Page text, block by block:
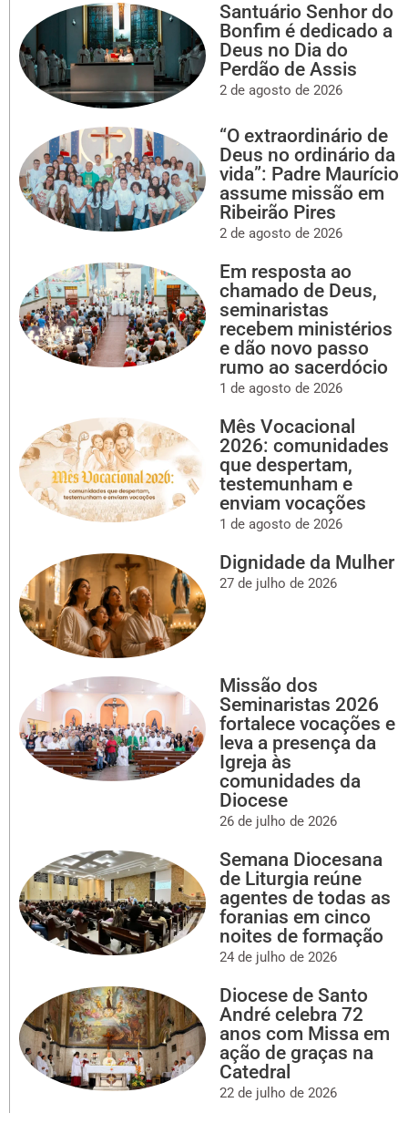
Santuário Senhor do
Bonfim é dedicado a
Deus no Dia do
Perdão de Assis
2 de agosto de 2026
“O extraordinário de
Deus no ordinário da
vida”: Padre Maurício
assume missão em
Ribeirão Pires
2 de agosto de 2026
Em resposta ao
chamado de Deus,
seminaristas
recebem ministérios
e dão novo passo
rumo ao sacerdócio
1 de agosto de 2026
Mês Vocacional
2026: comunidades
que despertam,
testemunham e
enviam vocações
1 de agosto de 2026
Dignidade da Mulher
27 de julho de 2026
Missão dos
Seminaristas 2026
fortalece vocações e
leva a presença da
Igreja às
comunidades da
Diocese
26 de julho de 2026
Semana Diocesana
de Liturgia reúne
agentes de todas as
foranias em cinco
noites de formação
24 de julho de 2026
Diocese de Santo
André celebra 72
anos com Missa em
ação de graças na
Catedral
22 de julho de 2026